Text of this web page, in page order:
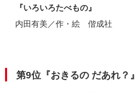
『いろいろたべもの』
内田有美／作・絵 偕成社
第9位『おきるの だあれ？』